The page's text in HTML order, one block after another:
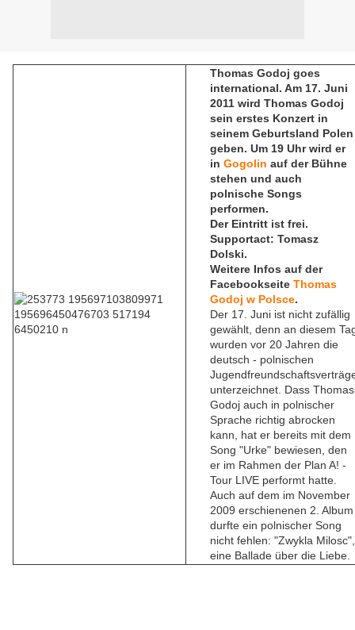
Thomas Godoj goes
international. Am 17. Juni
2011 wird Thomas Godoj
sein erstes Konzert in
seinem Geburtsland Polen
geben. Um 19 Uhr wird er
in Gogolin auf der Bühne
stehen und auch
polnische Songs
performen.
Der Eintritt ist frei.
Supportact: Tomasz
Dolski.
Weitere Infos auf der
Facebookseite Thomas
Godoj w Polsce.
Der 17. Juni ist nicht zufällig
gewählt, denn an diesem
wurden vor 20 Jahren die
deutsch - polnischen
unterzeichnet. Dass Thomas
Godoj auch in polnischer
Sprache richtig abrocken
kann, hat er bereits mit dem
Song "Urke" bewiesen, den
er im Rahmen der Plan A! -
Tour LIVE performt hatte.
Auch auf dem im November
2009 erschienenen 2. Album
durfte ein polnischer Song
nicht fehlen: "Zwykla Milosc",
eine Ballade über die Liebe.